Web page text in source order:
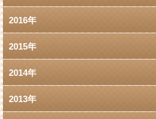
6月 (1)
2月 (1)
2016年
12月 (1)
10月 (1)
7月 (1)
2015年
12月 (1)
4月 (2)
2014年
9月 (1)
2013年